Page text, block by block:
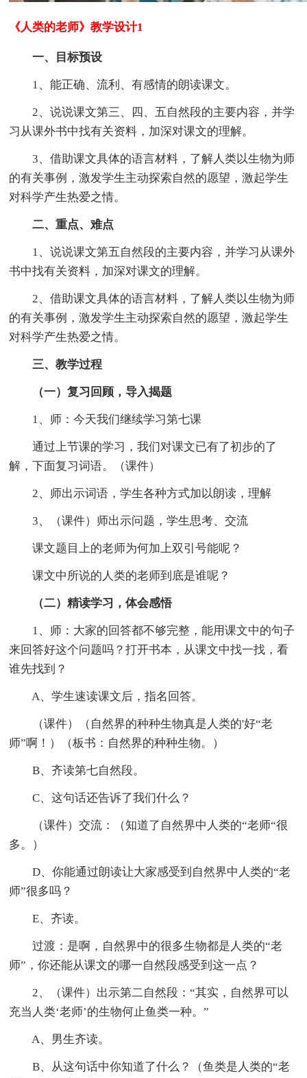
《人类的老师》教学设计1
一、目标预设
1、能正确、流利、有感情的朗读课文。
2、说说课文第三、四、五自然段的主要内容，并学
习从课外书中找有关资料，加深对课文的理解。
3、借助课文具体的语言材料，了解人类以生物为师
的有关事例，激发学生主动探索自然的愿望，激起学生
对科学产生热爱之情。
二、重点、难点
1、说说课文第五自然段的主要内容，并学习从课外
书中找有关资料，加深对课文的理解。
2、借助课文具体的语言材料，了解人类以生物为师
的有关事例，激发学生主动探索自然的愿望，激起学生
对科学产生热爱之情。
三、教学过程
（一）复习回顾，导入揭题
1、师：今天我们继续学习第七课
通过上节课的学习，我们对课文已有了初步的了
解，下面复习词语。（课件）
2、师出示词语，学生各种方式加以朗读，理解
3、（课件）师出示问题，学生思考、交流
课文题目上的老师为何加上双引号能呢？
课文中所说的人类的老师到底是谁呢？
（二）精读学习，体会感悟
1、师：大家的回答都不够完整，能用课文中的句子
来回答好这个问题吗？打开书本，从课文中找一找，看
谁先找到？
A、学生速读课文后，指名回答。
（课件）（自然界的种种生物真是人类的'好“老
师”啊！）（板书：自然界的种种生物。）
B、齐读第七自然段。
C、这句话还告诉了我们什么？
（课件）交流：（知道了自然界中人类的“老师“很
多。）
D、你能通过朗读让大家感受到自然界中人类的“老
师”很多吗？
E、齐读。
过渡：是啊，自然界中的很多生物都是人类的“老
师”，你还能从课文的哪一自然段感受到这一点？
2、（课件）出示第二自然段：“其实，自然界可以
充当人类‘老师’的生物何止鱼类一种。”
A、男生齐读。
B、从这句话中你知道了什么？（鱼类是人类的“老